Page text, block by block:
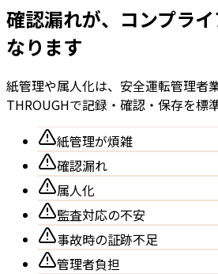
確認漏れが、コンプラ
なります
紙管理や属人化は、安全運転管理者
THROUGHで記録・確認・保存を標
紙管理が煩雑
確認漏れ
属人化
監査対応の不安
事故時の証跡不足
管理者負担